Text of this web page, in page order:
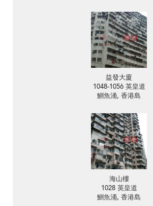
益發大廈
1048-1056 英皇道
鰂魚涌, 香港島
海山樓
1028 英皇道
鰂魚涌, 香港島